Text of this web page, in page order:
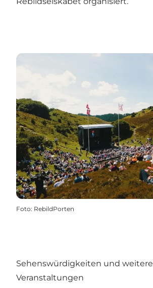
Foto: RebildPorten
Sehenswürdigkeiten und weitere
Veranstaltungen